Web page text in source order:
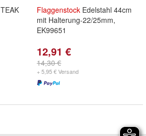
TEAK
Flaggenstock Edelstahl 44cm
mit Halterung-22/25mm,
EK99651
12,91 €
14,30 €
+ 5,95 € Versand